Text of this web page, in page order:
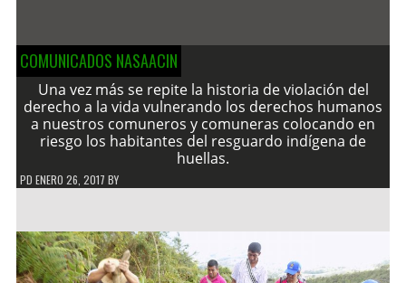
COMUNICADOS NASAACIN
Una vez más se repite la historia de violación del
derecho a la vida vulnerando los derechos humanos
a nuestros comuneros y comuneras colocando en
riesgo los habitantes del resguardo indígena de
huellas.
PD ENERO 26, 2017 BY